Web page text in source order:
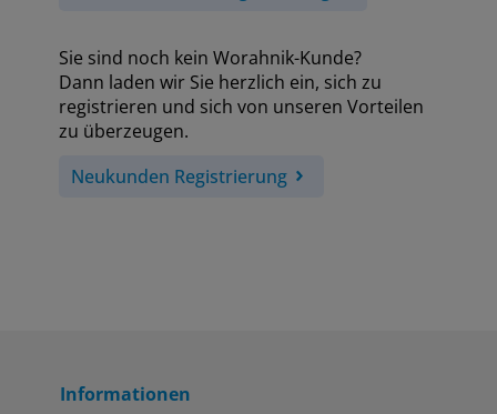
Sie sind noch kein Worahnik-Kunde?
Dann laden wir Sie herzlich ein, sich zu
registrieren und sich von unseren Vorteilen
zu überzeugen.
Neukunden Registrierung
Informationen